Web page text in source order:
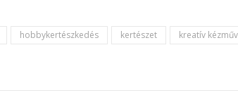
hobbykertészkedés kertészet kreatív